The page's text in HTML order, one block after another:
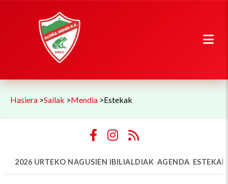
Hasiera >Sailak >Mendia >Estekak
2026 URTEKO NAGUSIEN IBILIALDIAK AGENDA ESTEKAK